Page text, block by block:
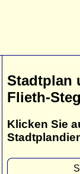
Stadtplan
Flieth-
Klicken Sie